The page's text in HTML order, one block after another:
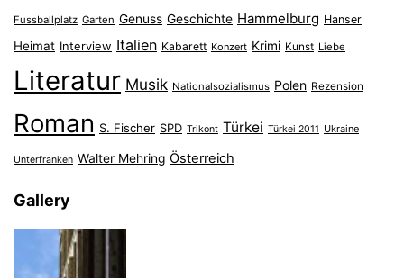
Fussballplatz Garten Genuss Geschichte Hammelburg Hanser
Heimat Interview Italien Kabarett Konzert Krimi Kunst Liebe
Literatur Musik Nationalsozialismus Polen Rezension
Roman S. Fischer SPD Trikont Türkei Türkei 2011 Ukraine
Unterfranken Walter Mehring Österreich
Gallery